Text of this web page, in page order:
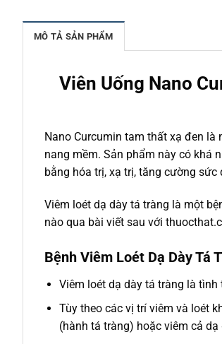
MÔ TẢ SẢN PHẨM
Viên Uống Nano
Nano Curcumin tam thất xạ đen là
nang mềm. Sản phẩm này có khá
bằng hóa trị, xạ trị, tăng cường
Viêm loét dạ dày tá tràng là một
nào qua bài viết sau với
Bệnh Viêm Loét Dạ Dày Tá
Viêm loét dạ dày tá tràng là
Tùy theo các vị trí viêm và loét
(hành tá tràng) hoặc viêm cả